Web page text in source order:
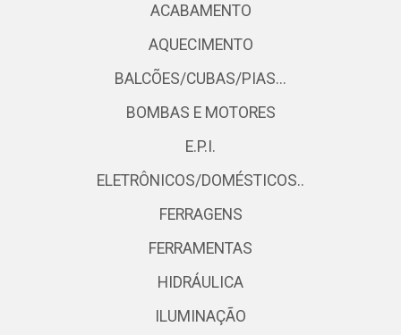
ACABAMENTO
AQUECIMENTO
BALCÕES/CUBAS/PIAS...
BOMBAS E MOTORES
E.P.I.
ELETRÔNICOS/DOMÉSTICOS..
FERRAGENS
FERRAMENTAS
HIDRÁULICA
ILUMINAÇÃO